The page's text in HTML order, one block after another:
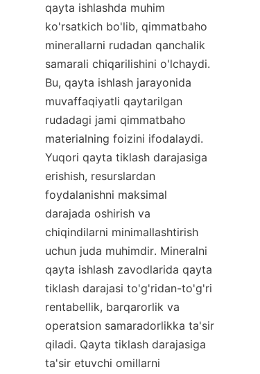
qayta ishlashda muhim
ko'rsatkich bo'lib, qimmatbaho
minerallarni rudadan qanchalik
samarali chiqarilishini o'lchaydi.
Bu, qayta ishlash jarayonida
muvaffaqiyatli qaytarilgan
rudadagi jami qimmatbaho
materialning foizini ifodalaydi.
Yuqori qayta tiklash darajasiga
erishish, resurslardan
foydalanishni maksimal
darajada oshirish va
chiqindilarni minimallashtirish
uchun juda muhimdir. Mineralni
qayta ishlash zavodlarida qayta
tiklash darajasi to'g'ridan-to'g'ri
rentabellik, barqarorlik va
operatsion samaradorlikka ta'sir
qiladi. Qayta tiklash darajasiga
ta'sir etuvchi omillarni